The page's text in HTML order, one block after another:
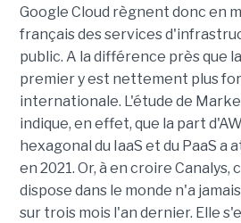
Google Cloud règnent donc en
français des services
public. A la différence près que
premier y est nettement plus
internationale. L'étude de
indique, en effet, que la part
hexagonal du IaaS et du PaaS
en 2021. Or, à en croire
dispose dans le monde n'a
sur trois mois l'an dernier. Elle